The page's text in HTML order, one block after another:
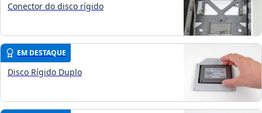
Conector do disco rígido
EM DESTAQUE
Disco Rígido Duplo